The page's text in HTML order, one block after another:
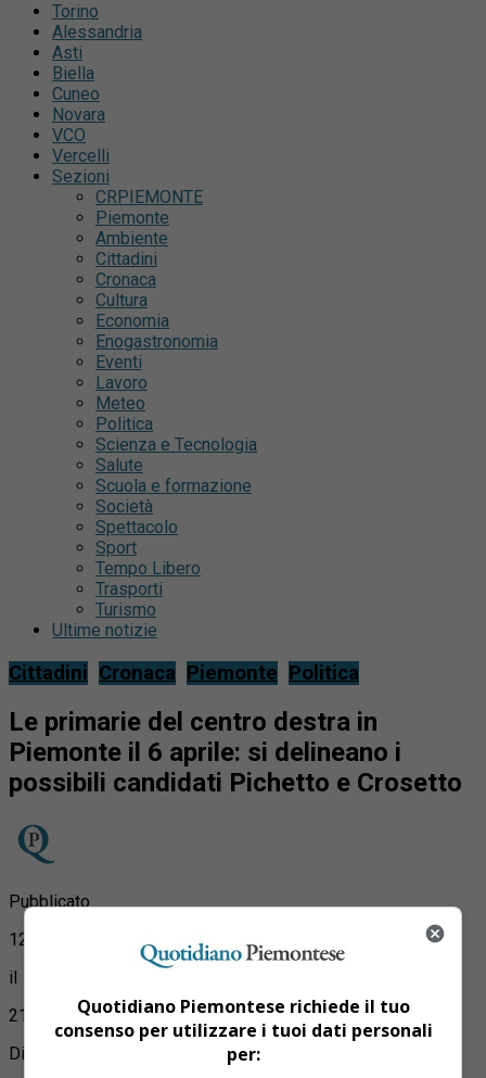
Torino
Alessandria
Asti
Biella
Cuneo
Novara
VCO
Vercelli
Sezioni
CRPIEMONTE
Piemonte
Ambiente
Cittadini
Cronaca
Cultura
Economia
Enogastronomia
Eventi
Lavoro
Meteo
Politica
Scienza e Tecnologia
Salute
Scuola e formazione
Società
Spettacolo
Sport
Tempo Libero
Trasporti
Turismo
Ultime notizie
Cittadini Cronaca Piemonte Politica
Le primarie del centro destra in
Piemonte il 6 aprile: si delineano i
possibili candidati Pichetto e Crosetto
Pubblicato
12 anni fa
il
21 Marzo 2014
Di
Quotidiano Piemontese richiede il tuo
consenso per utilizzare i tuoi dati personali
per: